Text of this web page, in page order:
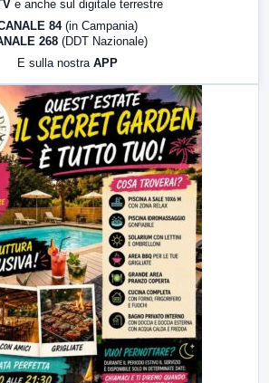
LabNews (replica)
e anche sul digitale terrestre
84 (in Campania)
268 (DDT Nazionale)
E sulla nostra APP